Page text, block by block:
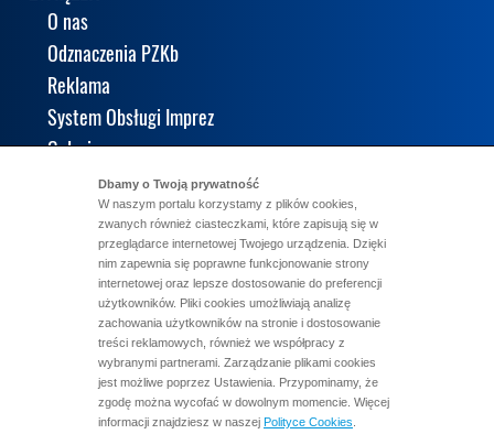
O nas
Odznaczenia PZKb
Reklama
System Obsługi Imprez
Galeria
KALENDARIUM
LICENCJE
DOKUMENTY
KONTAKT
Dbamy o Twoją prywatność
W naszym portalu korzystamy z plików cookies,
zwanych również ciasteczkami, które zapisują się w
przeglądarce internetowej Twojego urządzenia. Dzięki
nim zapewnia się poprawne funkcjonowanie strony
internetowej oraz lepsze dostosowanie do preferencji
użytkowników. Pliki cookies umożliwiają analizę
zachowania użytkowników na stronie i dostosowanie
treści reklamowych, również we współpracy z
wybranymi partnerami. Zarządzanie plikami cookies
jest możliwe poprzez Ustawienia. Przypominamy, że
zgodę można wycofać w dowolnym momencie. Więcej
informacji znajdziesz w naszej Polityce Cookies